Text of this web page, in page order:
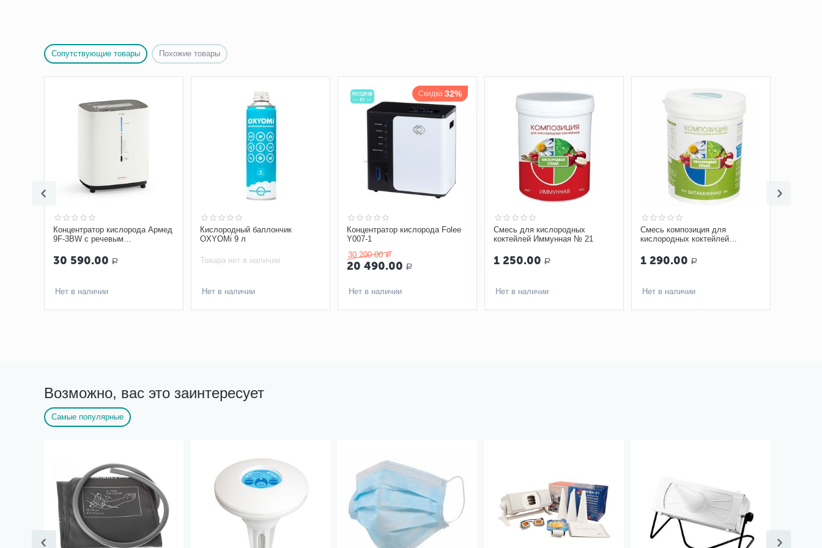
Сопутствующие товары Похожие товары
Концентратор кислорода Армед
9F-3BW с речевым
30 590.00 Р
Нет в наличии
Кислородный баллончик
OXYOMi 9 л
Товара нет в наличии
Нет в наличии
Скидка 32%
Концентратор кислорода Folee
Y007-1
30 200.00 Р
20 490.00 Р
Нет в наличии
Смесь для кислородных
коктейлей Иммунная № 21
1 250.00 Р
Нет в наличии
Смесь композиция для
кислородных коктейлей
1 290.00 Р
Нет в наличии
Возможно, вас это заинтересует
Самые популярные